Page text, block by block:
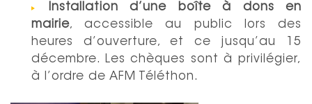
Installation d’une boîte à dons en
mairie, accessible au public lors des
heures d’ouverture, et ce jusqu’au 15
décembre. Les chèques sont à privilégier,
à l’ordre de AFM Téléthon.